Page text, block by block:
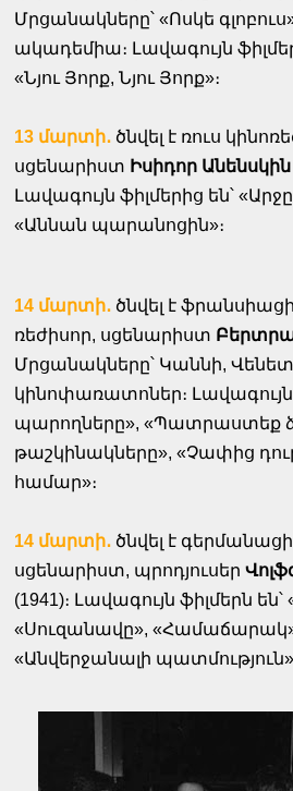
Մրցանակները՝ «Ոսկե
ակադեմիա։ Լավագույն
«Նյու Յորք, Նյու Յորք»։
13 մարտի․ ծնվել է ռուս
սցենարիստ Իսիդոր Անենսկին
Լավագույն ֆիլմերից են՝
«Աննան պարանոցին»։
14 մարտի․ ծնվել է
ռեժիսոր, սցենարիստ
Մրցանակները՝ Կաննի,
կինոփառատոներ։ Լավագույն
պարողները», «Պատրաստեք
թաշկինակները», «Չափից
համար»։
14 մարտի․ ծնվել է
սցենարիստ, պրոդյուսեր
(1941)։ Լավագույն ֆիլմերն են՝
«Սուզանավը»,
«Անվերջանալի